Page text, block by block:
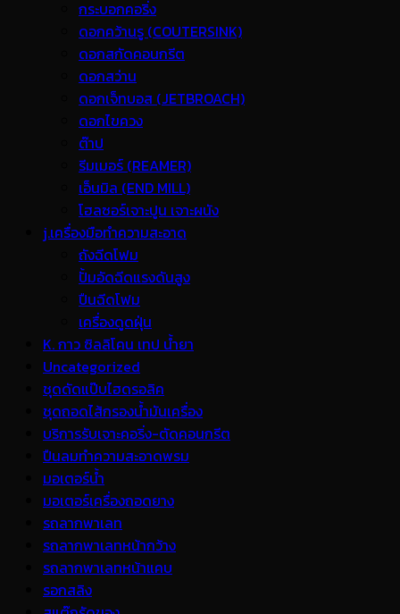
กระบอกคอริ่ง
ดอกคว้านรู (COUTERSINK)
ดอกสกัดคอนกรีต
ดอกสว่าน
ดอกเจ็ทบอส (JETBROACH)
ดอกไขควง
ต๊าป
รีมเมอร์ (REAMER)
เอ็นมิล (END MILL)
โฮลซอร์เจาะปูน เจาะผนัง
j.เครื่องมือทำความสะอาด
ถังฉีดโฟม
ปั้มอัดฉีดแรงดันสูง
ปืนฉีดโฟม
เครื่องดูดฝุ่น
K. กาว ซิลลิโคน เทป น้ำยา
Uncategorized
ชุดดัดแป๊บไฮดรอลิค
ชุดถอดไส้กรองน้ำมันเครื่อง
บริการรับเจาะคอริ่ง-ตัดคอนกรีต
ปืนลมทำความสะอาดพรม
มอเตอร์น้ำ
มอเตอร์เครื่องถอดยาง
รถลากพาเลท
รถลากพาเลทหน้ากว้าง
รถลากพาเลทหน้าแคบ
รอกสลิง